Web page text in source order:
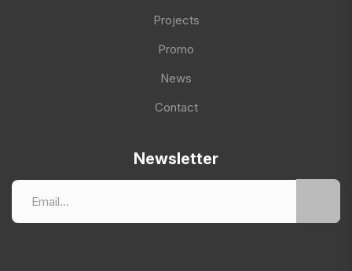
Projects
Promo
News
Contact
Newsletter